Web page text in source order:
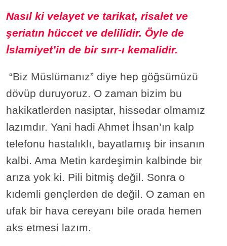
Nasıl ki velayet ve tarikat, risalet ve
şeriatın hüccet ve delilidir. Öyle de
İslamiyet’in de bir sırr-ı kemalidir.
“Biz Müslümanız” diye hep göğsümüzü
dövüp duruyoruz. O zaman bizim bu
hakikatlerden nasiptar, hissedar olmamız
lazımdır. Yani hadi Ahmet İhsan’ın kalp
telefonu hastalıklı, bayatlamış bir insanın
kalbi. Ama Metin kardeşimin kalbinde bir
arıza yok ki. Pili bitmiş değil. Sonra o
kıdemli gençlerden de değil. O zaman en
ufak bir hava cereyanı bile orada hemen
aks etmesi lazım.